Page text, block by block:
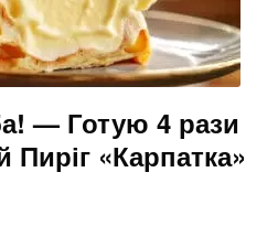
— Готую 4 рази
«Карпатка»